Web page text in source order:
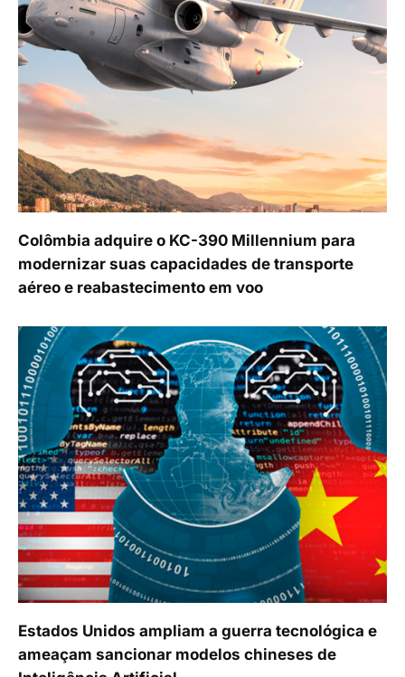
Colômbia adquire o KC-390 Millennium para
modernizar suas capacidades de transporte
aéreo e reabastecimento em voo
Estados Unidos ampliam a guerra tecnológica e
ameaçam sancionar modelos chineses de